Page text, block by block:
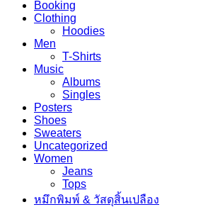
Booking
Clothing
Hoodies
Men
T-Shirts
Music
Albums
Singles
Posters
Shoes
Sweaters
Uncategorized
Women
Jeans
Tops
หมึกพิมพ์ & วัสดุสิ้นเปลือง